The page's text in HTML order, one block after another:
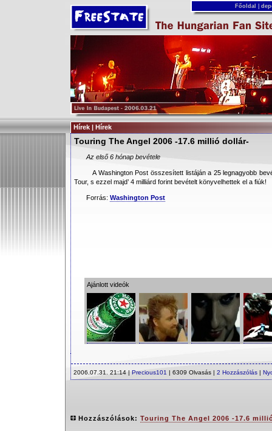
Főoldal
Hírek | Hírek
Touring The Angel 2006 -17.6 millió dollár-
Az első 6 hónap bevétele
A Washington Post összesített listáján a 25 legnagyobb
Tour, s ezzel majd’ 4 milliárd forint bevételt könyvelhettek el a fiúk!
Forrás: Washington Post
Ajánlott videók
2006.07.31. 21:14 | Precious101 | 6309 Olvasás | 2 Hozzászólás |
Hozzászólások: Touring The Angel 2006 -17.6